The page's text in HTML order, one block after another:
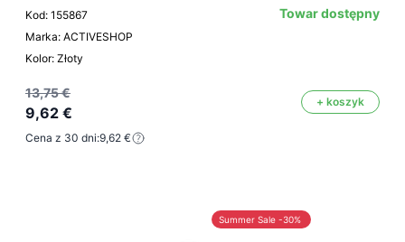
Kod: 155867
Marka: ACTIVESHOP
Kolor: Złoty
Towar dostępny
13,75 €
9,62 €
+ koszyk
Cena z 30 dni:9,62 €
Summer Sale -30%